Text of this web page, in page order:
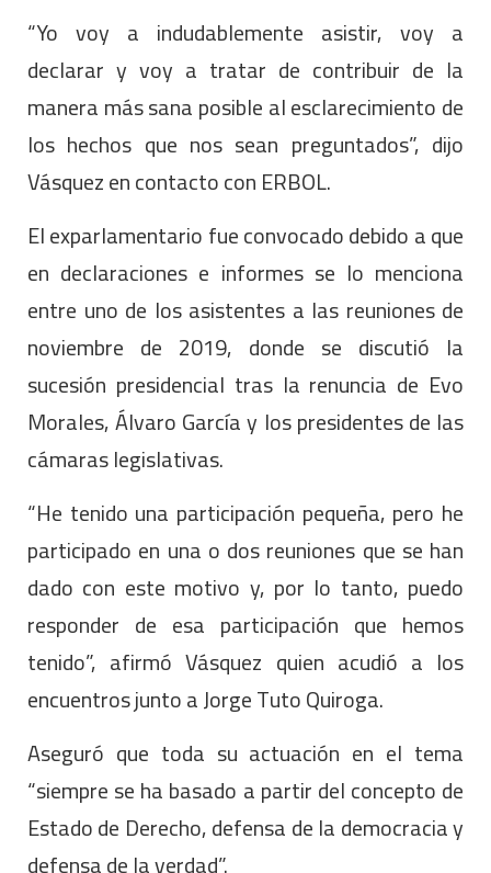
“Yo voy a indudablemente asistir, voy a
declarar y voy a tratar de contribuir de la
manera más sana posible al esclarecimiento de
los hechos que nos sean preguntados”, dijo
Vásquez en contacto con ERBOL.
El exparlamentario fue convocado debido a que
en declaraciones e informes se lo menciona
entre uno de los asistentes a las reuniones de
noviembre de 2019, donde se discutió la
sucesión presidencial tras la renuncia de Evo
Morales, Álvaro García y los presidentes de las
cámaras legislativas.
“He tenido una participación pequeña, pero he
participado en una o dos reuniones que se han
dado con este motivo y, por lo tanto, puedo
responder de esa participación que hemos
tenido”, afirmó Vásquez quien acudió a los
encuentros junto a Jorge Tuto Quiroga.
Aseguró que toda su actuación en el tema
“siempre se ha basado a partir del concepto de
Estado de Derecho, defensa de la democracia y
defensa de la verdad”.